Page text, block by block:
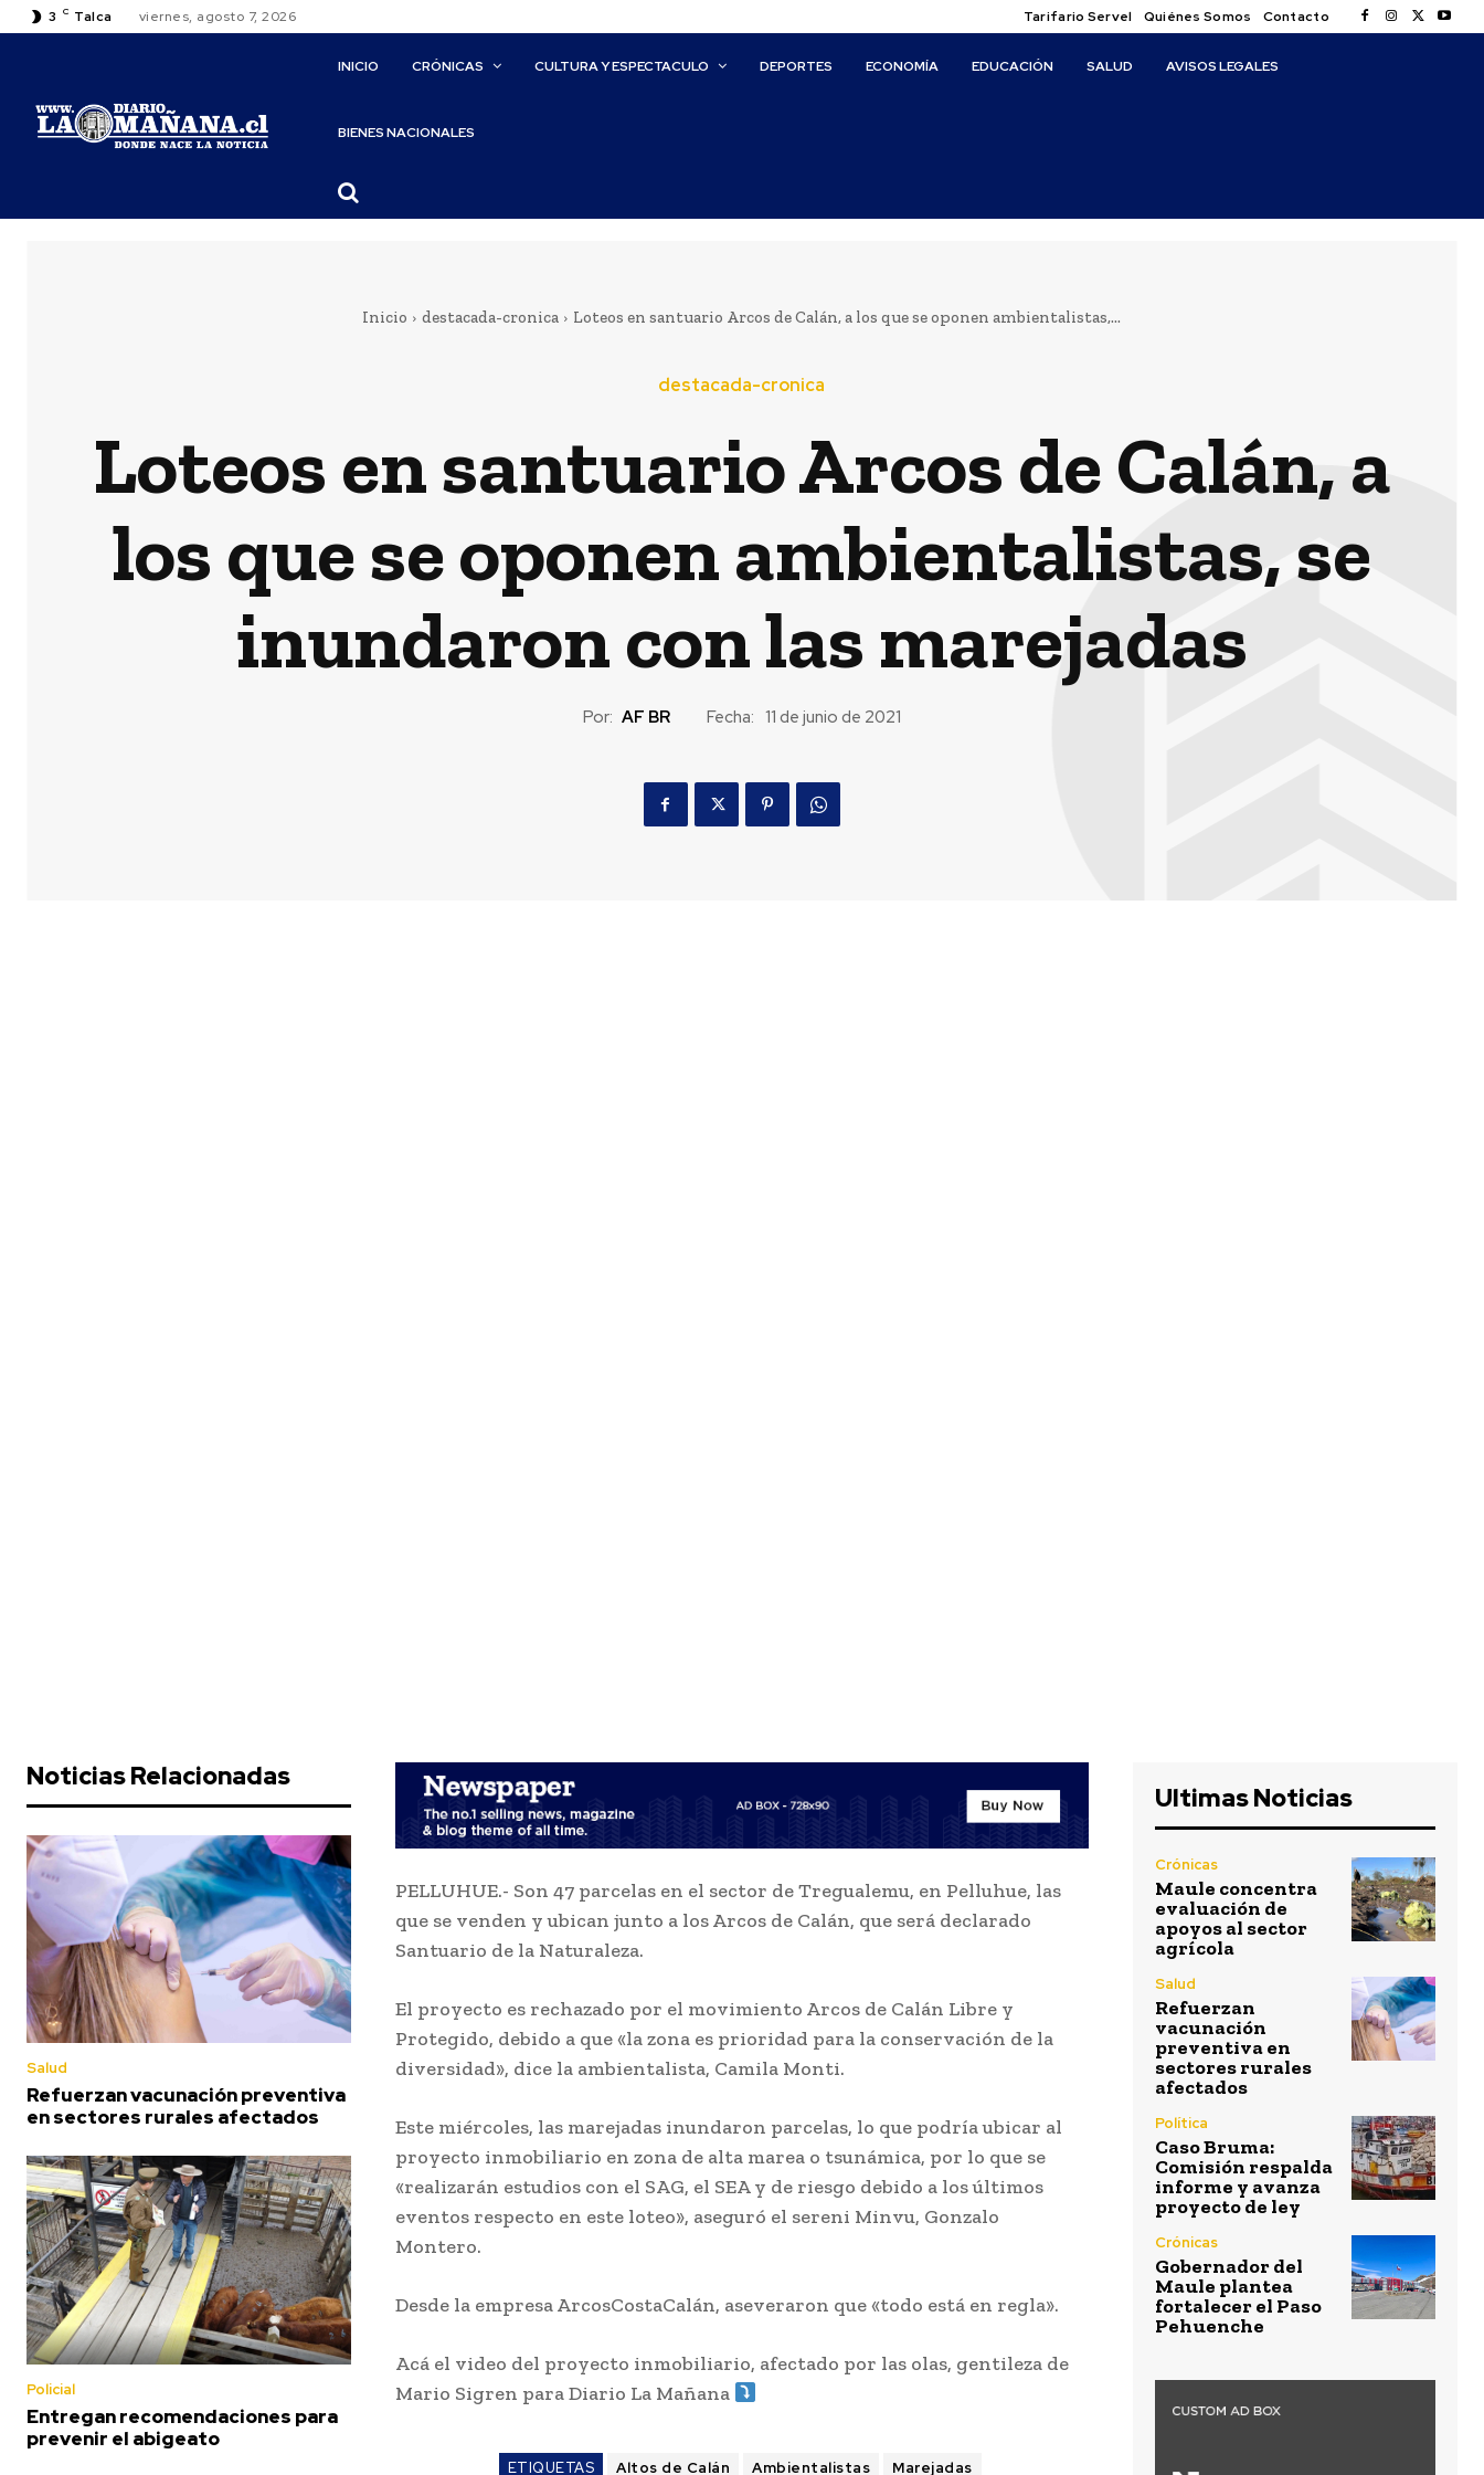
3 C Talca viernes, agosto 7, 2026 Tarifario Servel Quiénes Somos Contacto
INICIO CRÓNICAS CULTURA Y ESPECTACULO DEPORTES ECONOMÍA EDUCACIÓN SALUD AVISOS LEGALES
BIENES NACIONALES
Inicio destacada-cronica Loteos en santuario Arcos de Calán, a los que se oponen ambientalistas,...
destacada-cronica
Loteos en santuario Arcos de Calán, a
los que se oponen ambientalistas, se
inundaron con las marejadas
Por: AF BR Fecha: 11 de junio de 2021
Noticias Relacionadas
Salud
Refuerzan vacunación preventiva
en sectores rurales afectados
Policial
Entregan recomendaciones para
prevenir el abigeato
PELLUHUE.- Son 47 parcelas en el sector de Tregualemu, en Pelluhue, las
que se venden y ubican junto a los Arcos de Calán, que será declarado
Santuario de la Naturaleza.
El proyecto es rechazado por el movimiento Arcos de Calán Libre y
Protegido, debido a que «la zona es prioridad para la conservación de la
diversidad», dice la ambientalista, Camila Monti.
Este miércoles, las marejadas inundaron parcelas, lo que podría ubicar al
proyecto inmobiliario en zona de alta marea o tsunámica, por lo que se
«realizarán estudios con el SAG, el SEA y de riesgo debido a los últimos
eventos respecto en este loteo», aseguró el sereni Minvu, Gonzalo
Montero.
Desde la empresa ArcosCostaCalán, aseveraron que «todo está en regla».
Acá el video del proyecto inmobiliario, afectado por las olas, gentileza de
Mario Sigren para Diario La Mañana
ETIQUETAS Altos de Calán Ambientalistas Marejadas
Ultimas Noticias
Crónicas
Maule concentra
evaluación de
apoyos al sector
agrícola
Salud
Refuerzan
vacunación
preventiva en
sectores rurales
afectados
Política
Caso Bruma:
Comisión respalda
informe y avanza
proyecto de ley
Crónicas
Gobernador del
Maule plantea
fortalecer el Paso
Pehuenche